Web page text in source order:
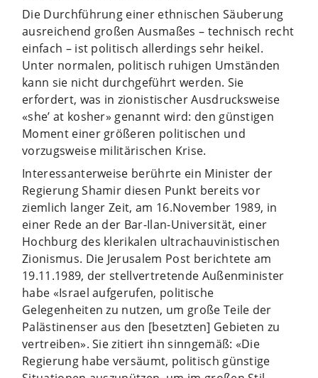
Die Durchführung einer ethnischen Säuberung
ausreichend großen Ausmaßes – technisch recht
einfach – ist politisch allerdings sehr heikel.
Unter normalen, politisch ruhigen Umständen
kann sie nicht durchgeführt werden. Sie
erfordert, was in zionistischer Ausdrucksweise
«she’ at kosher» genannt wird: den günstigen
Moment einer größeren politischen und
vorzugsweise militärischen Krise.
Interessanterweise berührte ein Minister der
Regierung Shamir diesen Punkt bereits vor
ziemlich langer Zeit, am 16.November 1989, in
einer Rede an der Bar-Ilan-Universität, einer
Hochburg des klerikalen ultrachauvinistischen
Zionismus. Die Jerusalem Post berichtete am
19.11.1989, der stellvertretende Außenminister
habe «Israel aufgerufen, politische
Gelegenheiten zu nutzen, um große Teile der
Palästinenser aus den [besetzten] Gebieten zu
vertreiben». Sie zitiert ihn sinngemäß: «Die
Regierung habe versäumt, politisch günstige